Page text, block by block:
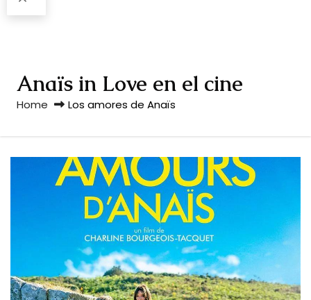
Anaïs in Love en el cine
Home Los amores de Anaïs